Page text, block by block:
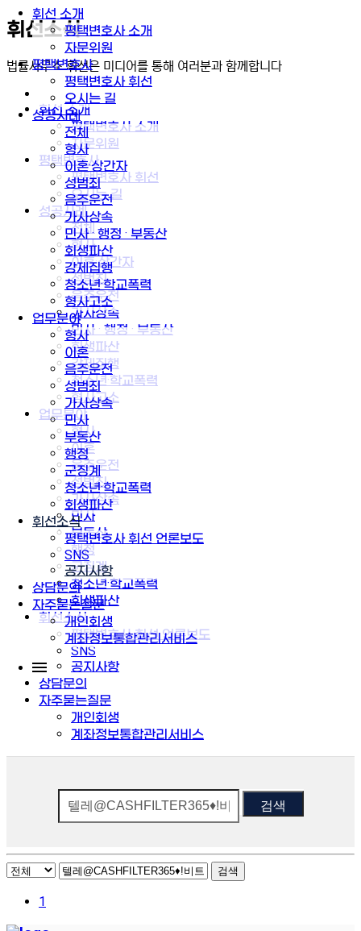
휘선 소개
평택변호사 소개
자문위원
평택변호사
평택변호사 휘선
오시는 길
성공사례
전체
형사
이혼·상간자
성범죄
음주운전
가사상속
민사 · 행정 · 부동산
회생파산
강제집행
청소년·학교폭력
형사고소
업무분야
형사
이혼
음주운전
성범죄
가사상속
민사
부동산
행정
군징계
청소년·학교폭력
회생파산
휘선소식
평택변호사 휘선 언론보도
SNS
공지사항
상담문의
자주묻는질문
개인회생
계좌정보통합관리서비스
휘선소식
법률사무소 휘선은 미디어를 통해 여러분과 함께합니다
휘선 소개
평택변호사 소개
자문위원
평택변호사
평택변호사 휘선
오시는 길
성공사례
전체
형사
이혼·상간자
성범죄
음주운전
가사상속
민사 · 행정 · 부동산
회생파산
강제집행
청소년·학교폭력
형사고소
업무분야
형사
이혼
음주운전
성범죄
가사상속
민사
부동산
행정
군징계
청소년·학교폭력
회생파산
휘선소식
평택변호사 휘선 언론보도
SNS
공지사항
상담문의
자주묻는질문
개인회생
계좌정보통합관리서비스
검색
검색
1